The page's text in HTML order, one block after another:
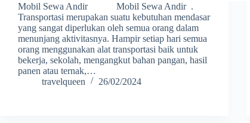
Mobil Sewa Andir Mobil Sewa Andir .
Transportasi merupakan suatu kebutuhan mendasar
yang sangat diperlukan oleh semua orang dalam
menunjang aktivitasnya. Hampir setiap hari semua
orang menggunakan alat transportasi baik untuk
bekerja, sekolah, mengangkut bahan pangan, hasil
panen atau ternak,…
travelqueen
26/02/2024